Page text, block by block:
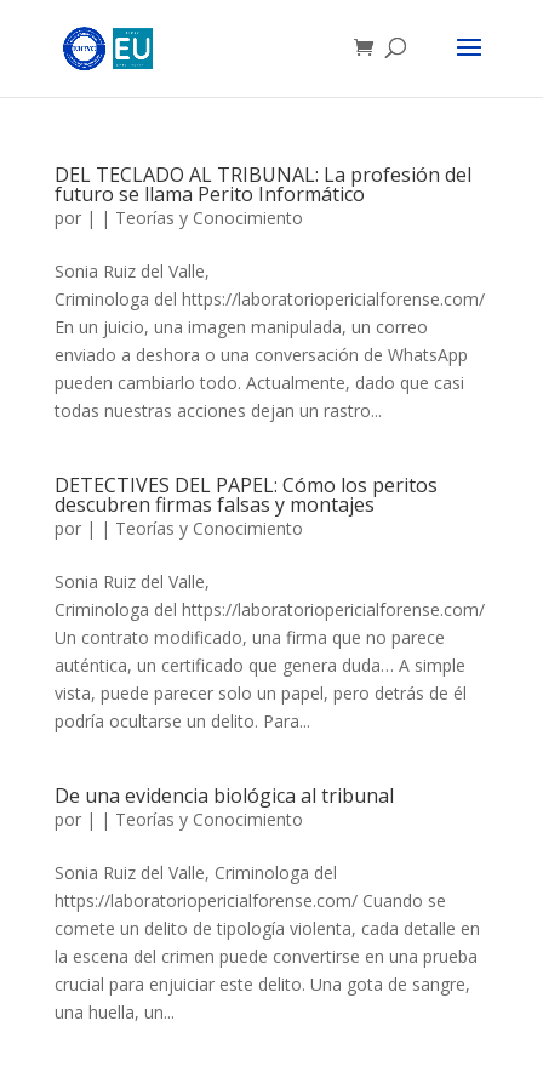
DEL TECLADO AL TRIBUNAL: La profesión del
futuro se llama Perito Informático
por | | Teorías y Conocimiento
Sonia Ruiz del Valle,
Criminologa del https://laboratoriopericialforense.com/
En un juicio, una imagen manipulada, un correo
enviado a deshora o una conversación de WhatsApp
pueden cambiarlo todo. Actualmente, dado que casi
todas nuestras acciones dejan un rastro...
DETECTIVES DEL PAPEL: Cómo los peritos
descubren firmas falsas y montajes
por | | Teorías y Conocimiento
Sonia Ruiz del Valle,
Criminologa del https://laboratoriopericialforense.com/
Un contrato modificado, una firma que no parece
auténtica, un certificado que genera duda… A simple
vista, puede parecer solo un papel, pero detrás de él
podría ocultarse un delito. Para...
De una evidencia biológica al tribunal
por | | Teorías y Conocimiento
Sonia Ruiz del Valle, Criminologa del
https://laboratoriopericialforense.com/ Cuando se
comete un delito de tipología violenta, cada detalle en
la escena del crimen puede convertirse en una prueba
crucial para enjuiciar este delito. Una gota de sangre,
una huella, un...